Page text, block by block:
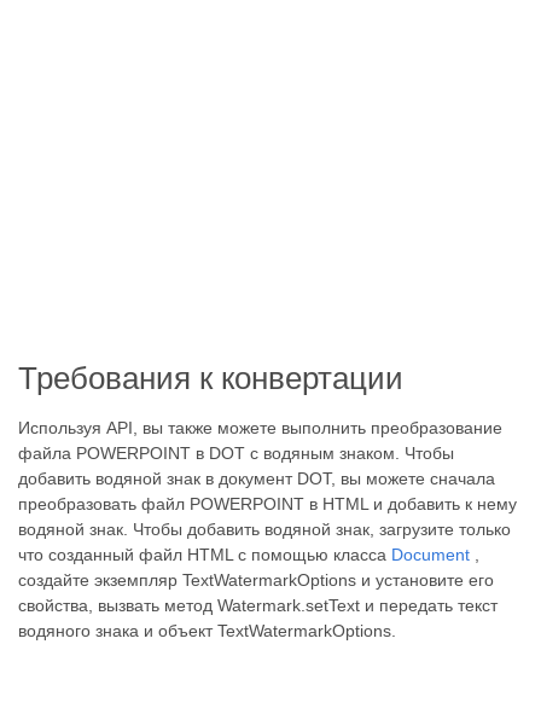
Требования к конвертации
Используя API, вы также можете выполнить преобразование
файла POWERPOINT в DOT с водяным знаком. Чтобы
добавить водяной знак в документ DOT, вы можете сначала
преобразовать файл POWERPOINT в HTML и добавить к нему
водяной знак. Чтобы добавить водяной знак, загрузите только
что созданный файл HTML с помощью класса Document
создайте экземпляр TextWatermarkOptions и установите его
свойства, вызвать метод Watermark.setText и передать текст
водяного знака и объект TextWatermarkOptions.